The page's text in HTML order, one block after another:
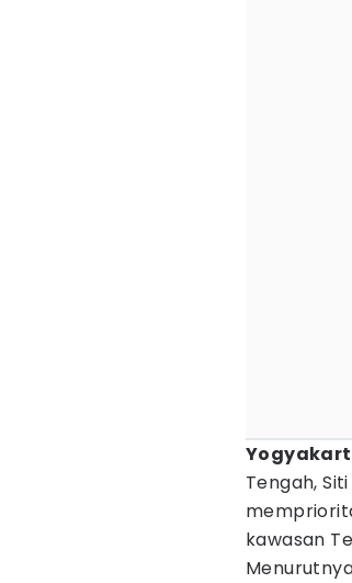
Tengah,
kawasan